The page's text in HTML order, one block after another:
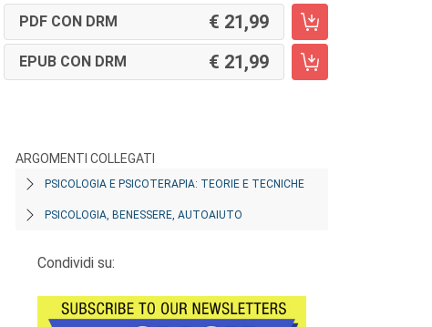
PDF CON DRM 21,99
EPUB CON DRM 21,99
ARGOMENTI COLLEGATI
PSICOLOGIA E PSICOTERAPIA: TEORIE E TECNICHE
PSICOLOGIA, BENESSERE, AUTOAIUTO
Condividi su: